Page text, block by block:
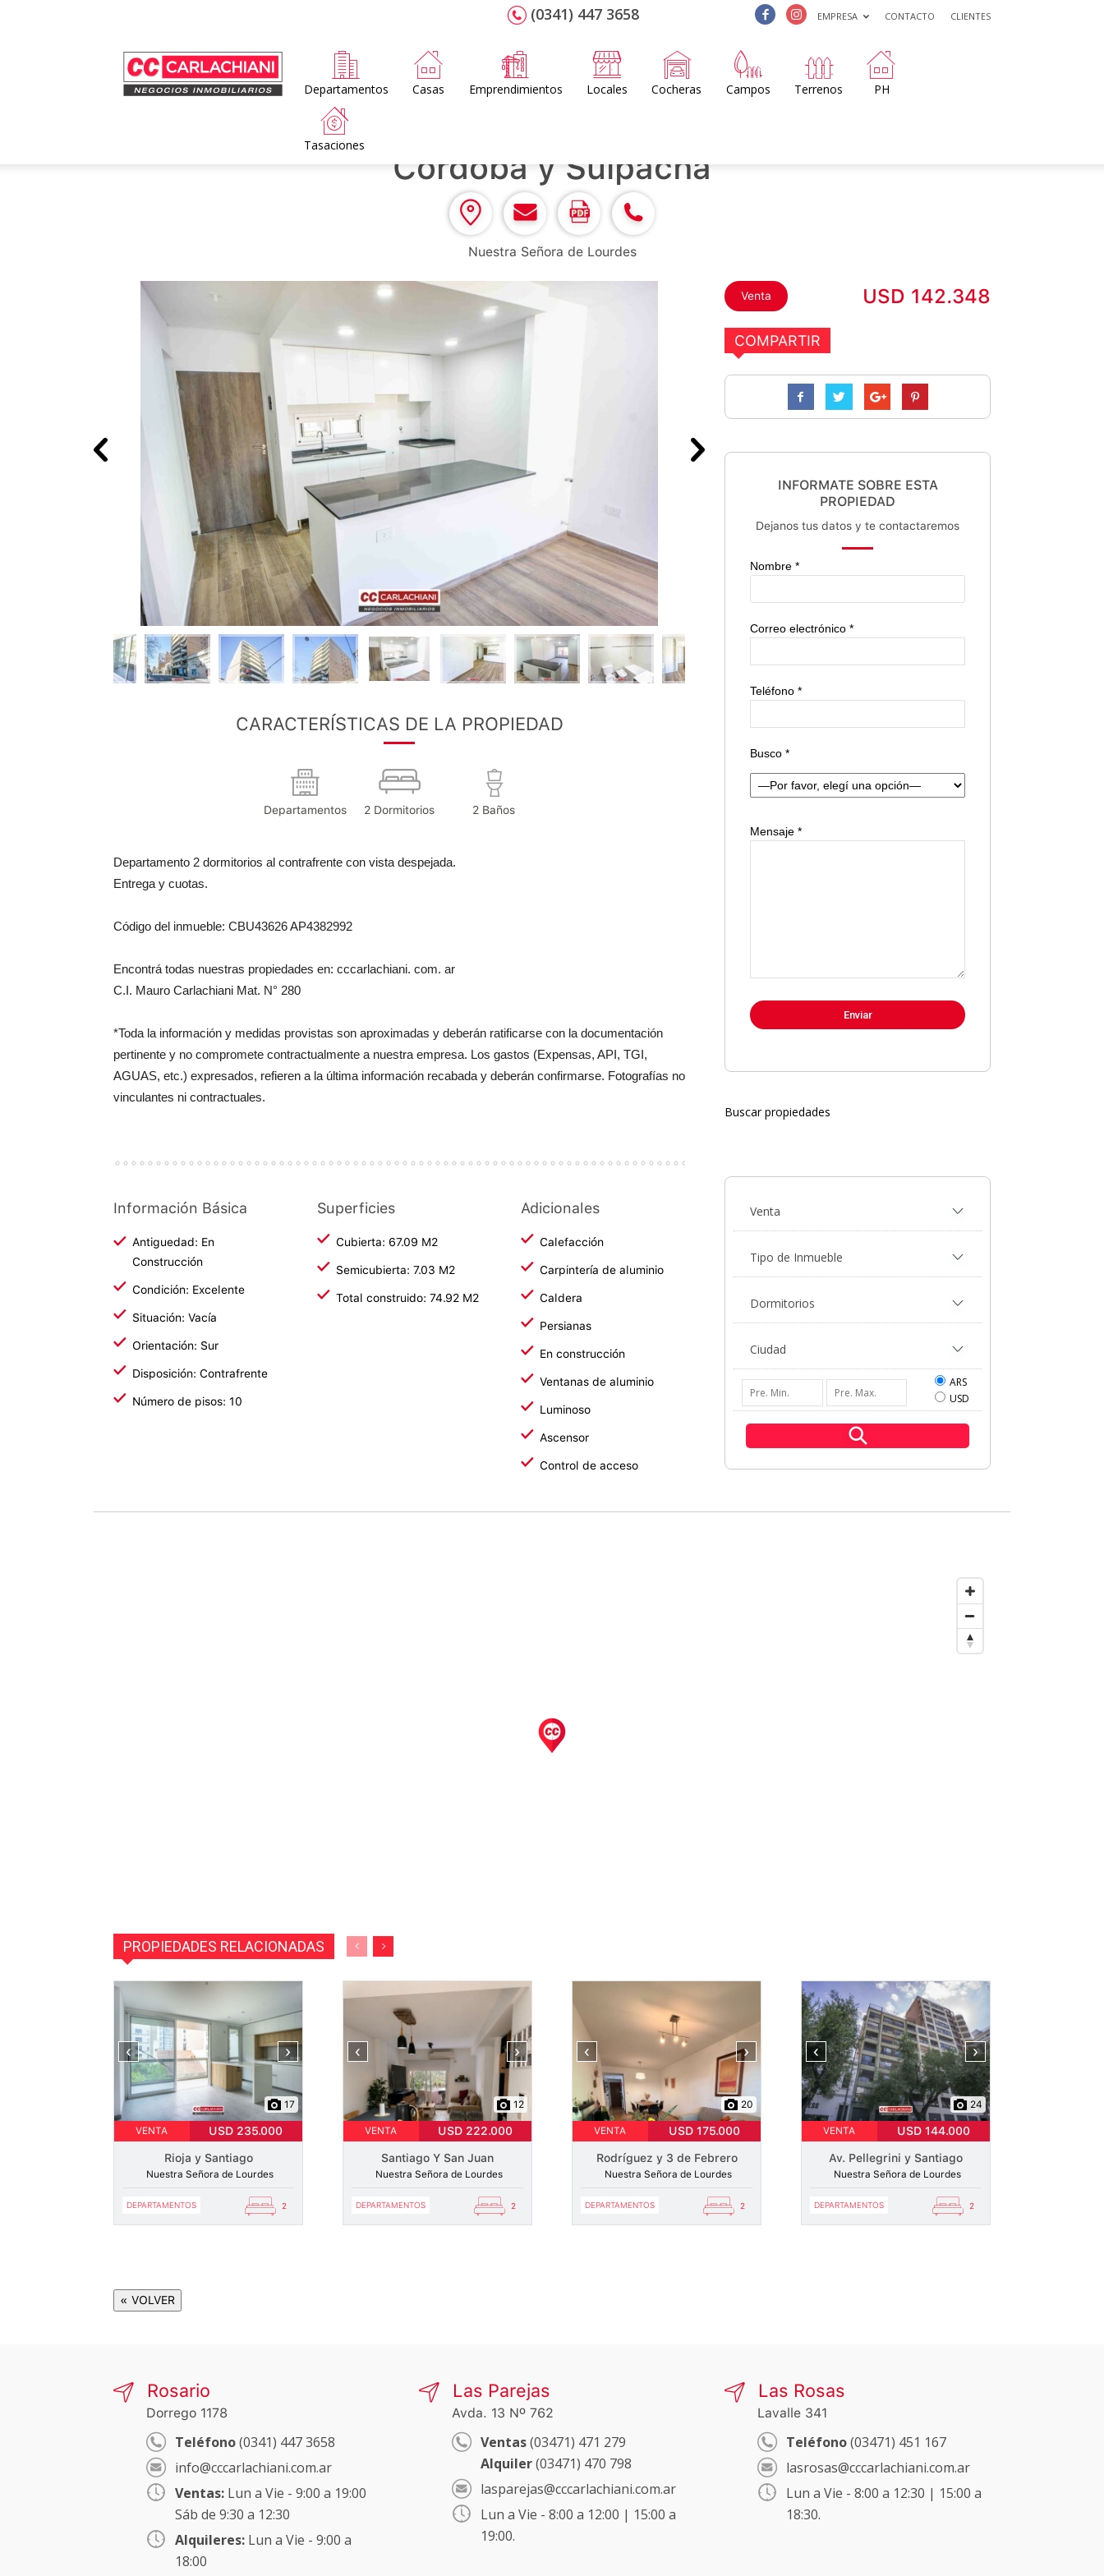
(0341) 447 3658 EMPRESA CONTACTO CLIENTES
Home
Departamentos Casas Emprendimientos Locales Cocheras Campos Terrenos PH
Tasaciones
Cordoba y Suipacha
Nuestra Señora de Lourdes
CARACTERÍSTICAS DE LA PROPIEDAD
Departamentos 2 Dormitorios 2 Baños
Departamento 2 dormitorios al contrafrente con vista despejada.
Entrega y cuotas.
Código del inmueble: CBU43626 AP4382992
Encontrá todas nuestras propiedades en: cccarlachiani. com. ar
C.I. Mauro Carlachiani Mat. N° 280
*Toda la información y medidas provistas son aproximadas y deberán ratificarse con la documentación
pertinente y no compromete contractualmente a nuestra empresa. Los gastos (Expensas, API, TGI,
AGUAS, etc.) expresados, refieren a la última información recabada y deberán confirmarse. Fotografías no
vinculantes ni contractuales.
Información Básica
Antiguedad: En
Construcción
Condición: Excelente
Situación: Vacía
Orientación: Sur
Disposición: Contrafrente
Número de pisos: 10
Superficies
Cubierta: 67.09 M2
Semicubierta: 7.03 M2
Total construido: 74.92 M2
Adicionales
Calefacción
Carpintería de aluminio
Caldera
Persianas
En construcción
Ventanas de aluminio
Luminoso
Ascensor
Control de acceso
Venta USD 142.348
COMPARTIR
INFORMATE SOBRE ESTA
PROPIEDAD
Dejanos tus datos y te contactaremos
Nombre *
Correo electrónico *
Teléfono *
Busco *
Mensaje *
Buscar propiedades
ARS
USD
PROPIEDADES RELACIONADAS
‹ ›
17
VENTA USD 235.000
Rioja y Santiago
Nuestra Señora de Lourdes
DEPARTAMENTOS 2
‹ ›
12
VENTA USD 222.000
Santiago Y San Juan
Nuestra Señora de Lourdes
DEPARTAMENTOS 2
‹ ›
20
VENTA USD 175.000
Rodríguez y 3 de Febrero
Nuestra Señora de Lourdes
DEPARTAMENTOS 2
‹ ›
24
VENTA USD 144.000
Av. Pellegrini y Santiago
Nuestra Señora de Lourdes
DEPARTAMENTOS 2
« VOLVER
Rosario
Dorrego 1178
Teléfono(0341) 447 3658
info@cccarlachiani.com.ar
Ventas: Lun a Vie - 9:00 a 19:00
Sáb de 9:30 a 12:30
Alquileres: Lun a Vie - 9:00 a
18:00
Las Parejas
Avda. 13 Nº 762
Ventas(03471) 471 279
Alquiler(03471) 470 798
lasparejas@cccarlachiani.com.ar
Lun a Vie - 8:00 a 12:00 | 15:00 a
19:00.
Las Rosas
Lavalle 341
Teléfono(03471) 451 167
lasrosas@cccarlachiani.com.ar
Lun a Vie - 8:00 a 12:30 | 15:00 a
18:30.